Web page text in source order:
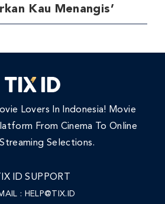
Kau Menangis’
Lovers In Indonesia! Movie
From Cinema To Online
Selections.
TIX ID SUPPORT
: HELP@TIX.ID